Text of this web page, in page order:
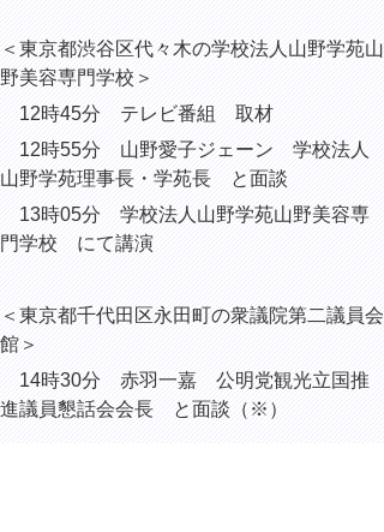
＜東京都渋谷区代々木の学校法人山野学苑山
野美容専門学校＞
12時45分 テレビ番組 取材
12時55分 山野愛子ジェーン 学校法人
山野学苑理事長・学苑長 と面談
13時05分 学校法人山野学苑山野美容専
門学校 にて講演
＜東京都千代田区永田町の衆議院第二議員会
館＞
14時30分 赤羽一嘉 公明党観光立国推
進議員懇話会会長 と面談（※）